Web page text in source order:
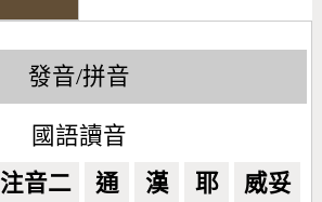
發音/拼音
國語讀音
注音二 通 漢 耶 威妥